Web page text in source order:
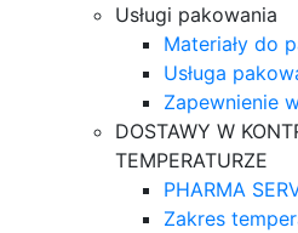
Usługi pakowania
Materiały do
Usługa
Zapewnienie
DOSTAWY W
TEMPERATURZE
PHARMA
Zakres